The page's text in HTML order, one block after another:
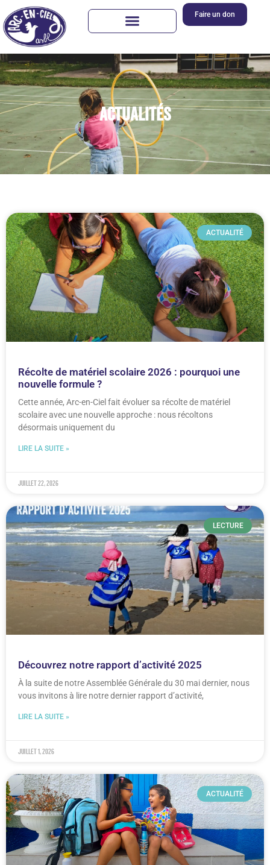
Faire un don
Actualités
ACTUALITÉ
Récolte de matériel scolaire 2026 : pourquoi une
nouvelle formule ?
Cette année, Arc-en-Ciel fait évoluer sa récolte de matériel
scolaire avec une nouvelle approche : nous récoltons
désormais uniquement du
LIRE LA SUITE »
juillet 22, 2026
LECTURE
Découvrez notre rapport d’activité 2025
À la suite de notre Assemblée Générale du 30 mai dernier, nous
vous invitons à lire notre dernier rapport d’activité,
LIRE LA SUITE »
juillet 1, 2026
ACTUALITÉ